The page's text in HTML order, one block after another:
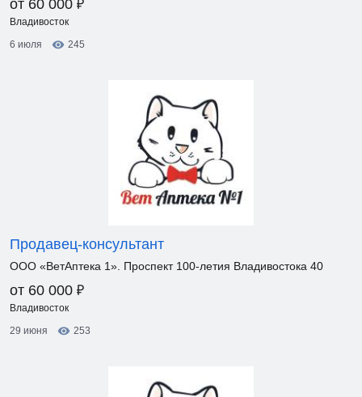
от 60 000
Владивосток
6 июля
245
Продавец-консультант
ООО «ВетАптека 1». Проспект 100-летия Владивостока 40
от 60 000 ₽
Владивосток
29 июня
253